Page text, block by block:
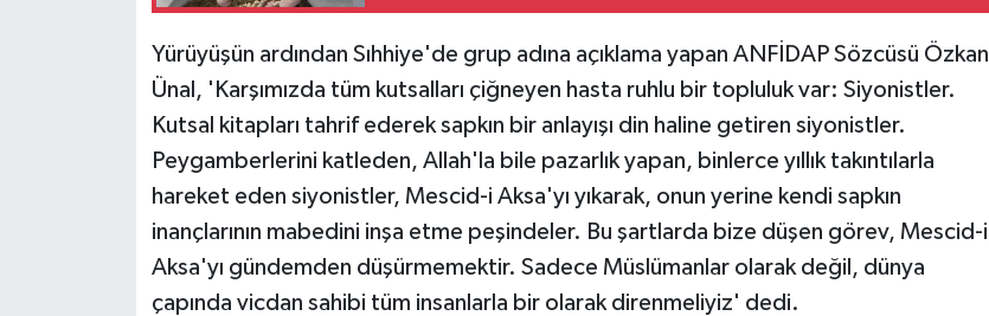
Yürüyüşün ardından Sıhhiye'de grup adına açıklama yapan ANFİDAP Sözcüsü Özkan
Ünal, 'Karşımızda tüm kutsalları çiğneyen hasta ruhlu bir topluluk var: Siyonistler.
Kutsal kitapları tahrif ederek sapkın bir anlayışı din haline getiren siyonistler.
Peygamberlerini katleden, Allah'la bile pazarlık yapan, binlerce yıllık takıntılarla
hareket eden siyonistler, Mescid-i Aksa'yı yıkarak, onun yerine kendi sapkın
inançlarının mabedini inşa etme peşindeler. Bu şartlarda bize düşen görev, Mescid-i
Aksa'yı gündemden düşürmemektir. Sadece Müslümanlar olarak değil, dünya
çapında vicdan sahibi tüm insanlarla bir olarak direnmeliyiz' dedi.